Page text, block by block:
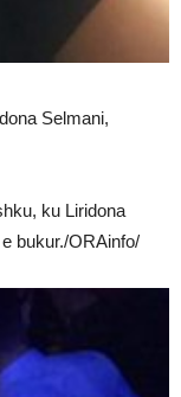
Selmani,
ku Liridona
bukur./ORAinfo/